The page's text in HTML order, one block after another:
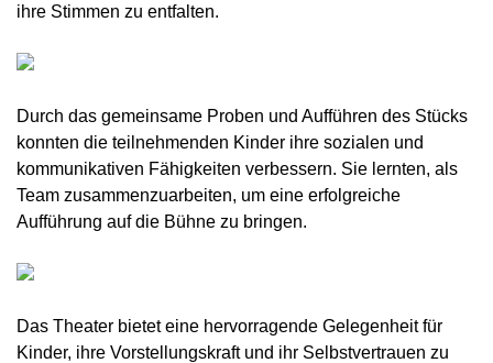
ihre Stimmen zu entfalten.
Durch das gemeinsame Proben und Aufführen des Stücks
konnten die teilnehmenden Kinder ihre sozialen und
kommunikativen Fähigkeiten verbessern. Sie lernten, als
Team zusammenzuarbeiten, um eine erfolgreiche
Aufführung auf die Bühne zu bringen.
Das Theater bietet eine hervorragende Gelegenheit für
Kinder, ihre Vorstellungskraft und ihr Selbstvertrauen zu